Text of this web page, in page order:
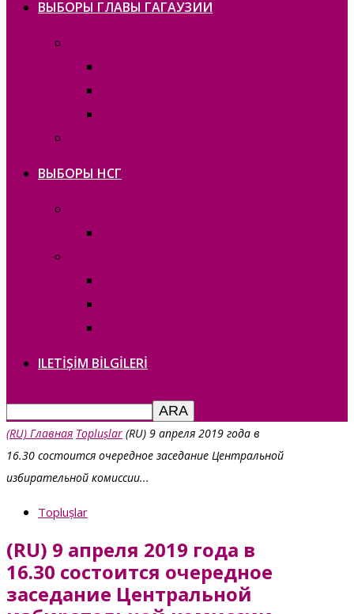
ВЫБОРЫ ГЛАВЫ ГАГАУЗИИ
ВЫБОРЫ НСГ
ILETIȘIM BILGILERI
(RU) Главная Toplușlar (RU) 9 апреля 2019 года в
16.30 состоится очередное заседание Центральной
избирательной комиссии...
Toplușlar
(RU) 9 апреля 2019 года в
16.30 состоится очередное
заседание Центральной